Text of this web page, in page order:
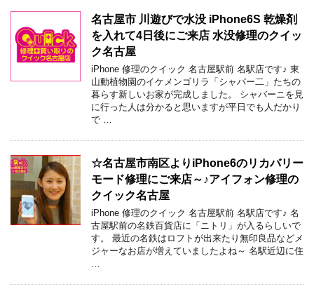
名古屋市 川遊びで水没 iPhone6S 乾燥剤
を入れて4日後にご来店 水没修理のクイッ
ク名古屋
iPhone 修理のクイック 名古屋駅前 名駅店です♪ 東
山動植物園のイケメンゴリラ「シャバー二」たちの
暮らす新しいお家が完成しました。 シャバーニを見
に行った人は分かると思いますが平日でも人だかり
で …
☆名古屋市南区よりiPhone6のリカバリー
モード修理にご来店～♪アイフォン修理の
クイック名古屋
iPhone 修理のクイック 名古屋駅前 名駅店です♪ 名
古屋駅前の名鉄百貨店に「ニトリ」が入るらしいで
す。 最近の名鉄はロフトが出来たり無印良品などメ
ジャーなお店が増えていましたよね～ 名駅近辺に住
…